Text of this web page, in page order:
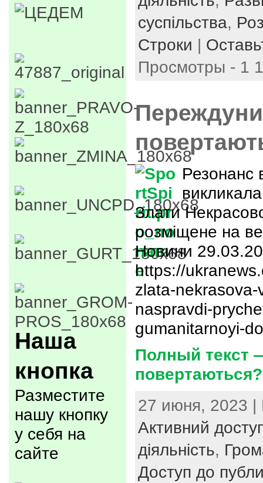
Наша
кнопка
Разместите
нашу кнопку
у себя на
сайте
суспільства,
Строки |
Просмотры - 1
Переждуни
Резонанс
викликала
Злати
розміщене на
Новини
https://
zlata-
naspravdi-
gumanitarnoyi-
Полный текст
27 июня, 2023 |
Активний
діяльність,
Доступ до